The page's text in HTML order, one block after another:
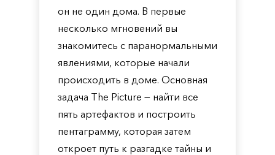
он не один дома. В первые
несколько мгновений вы
знакомитесь с паранормальными
явлениями, которые начали
происходить в доме. Основная
задача The Picture — найти все
пять артефактов и построить
пентаграмму, которая затем
откроет путь к разгадке тайны и